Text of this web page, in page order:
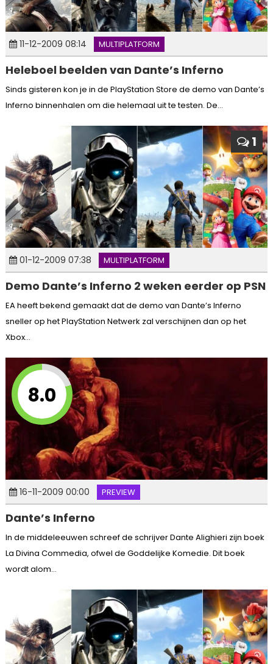
11-12-2009 08:14 MULTIPLATFORM
Heleboel beelden van Dante’s Inferno
Sinds gisteren kon je in de PlayStation Store de demo van Dante’s
Inferno binnenhalen om die helemaal uit te testen. De...
1
01-12-2009 07:38 MULTIPLATFORM
Demo Dante’s Inferno 2 weken eerder op PSN
EA heeft bekend gemaakt dat de demo van Dante’s Inferno
sneller op het PlayStation Netwerk zal verschijnen dan op het
Xbox...
8.0
16-11-2009 00:00 PREVIEW
Dante’s Inferno
In de middeleeuwen schreef de schrijver Dante Alighieri zijn boek
La Divina Commedia, ofwel de Goddelijke Komedie. Dit boek
wordt alom...